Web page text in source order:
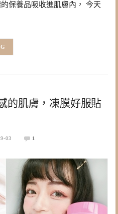
保養品吸收進肌膚內， 今天
的肌膚，凍膜好服貼
03 1